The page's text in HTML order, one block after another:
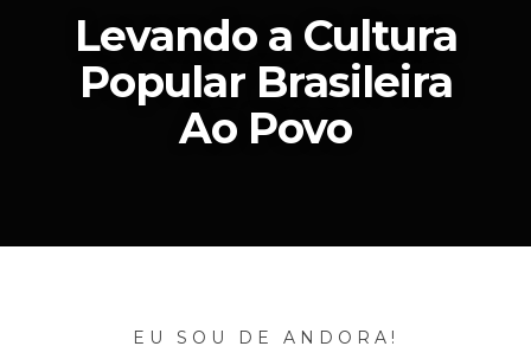
Levando a Cultura
Popular Brasileira
Ao Povo
EU SOU DE ANDORA!